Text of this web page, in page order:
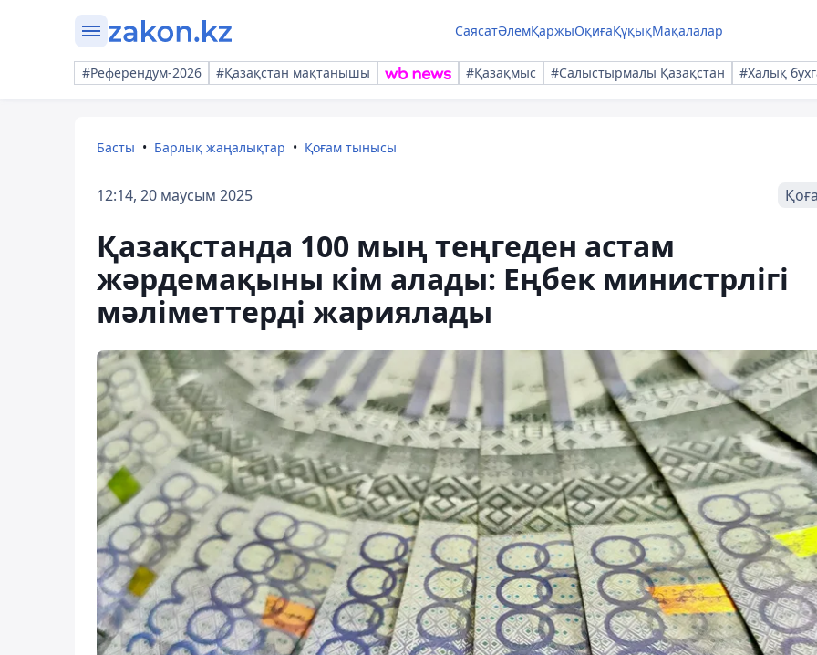
СаясатӘлемҚаржыОқиғаҚұқықМақалалар
#Референдум-2026 #Қазақстан мақтанышы #Қазақмыс #Салыстырмалы Қазақстан #Халық
Басты Барлық жаңалықтар Қоғам тынысы
12:14, 20 маусым 2025
Қазақстанда 100 мың теңгеден астам
жәрдемақыны кім алады: Еңбек министрлігі
мәліметтерді жариялады